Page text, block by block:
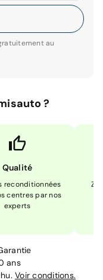
au
?
Qualité
reconditionnées
centres par nos
experts
ans
Voir conditions.